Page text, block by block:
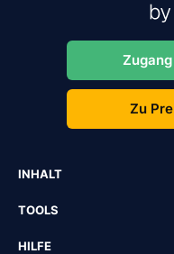
Zu
INHALT
TOOLS
HILFE